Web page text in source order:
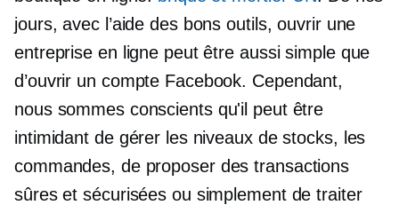
jours, avec l’aide des bons outils, ouvrir une
entreprise en ligne peut être aussi simple que
d’ouvrir un compte Facebook. Cependant,
nous sommes conscients qu'il peut être
intimidant de gérer les niveaux de stocks, les
commandes, de proposer des transactions
sûres et sécurisées ou simplement de traiter